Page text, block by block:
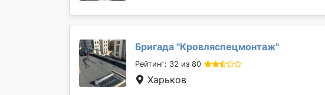
Бригада "Кровляспецмонтаж"
Рейтинг: 32 из 80
Харьков